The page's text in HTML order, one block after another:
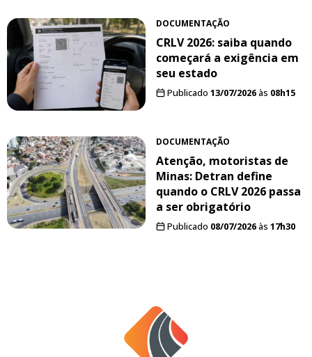
DOCUMENTAÇÃO
CRLV 2026: saiba quando
começará a exigência em
seu estado
Publicado 13/07/2026às 08h15
DOCUMENTAÇÃO
Atenção, motoristas de
Minas: Detran define
quando o CRLV 2026 passa
a ser obrigatório
Publicado 08/07/2026às 17h30